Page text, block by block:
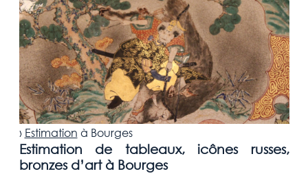
› Estimation à Bourges
Estimation de tableaux, icônes russes,
bronzes d’art à Bourges